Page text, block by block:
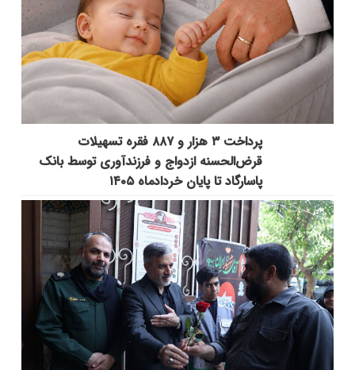
پرداخت ۳ هزار و ۸۸۷ فقره تسهیلات
قرض‌الحسنه ازدواج و فرزندآوری توسط بانک
پاسارگاد تا پایان خردادماه ۱۴۰۵